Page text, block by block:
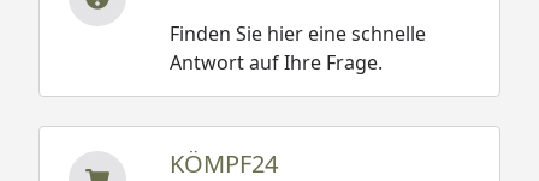
Finden Sie hier eine schnelle
Antwort auf Ihre Frage.
KÖMPF24